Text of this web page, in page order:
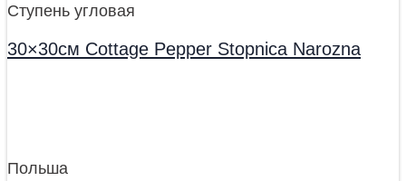
Ступень угловая
30×30см Cottage Pepper Stopnica Narozna
Польша